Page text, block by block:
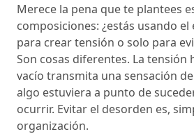
Merece la pena que te plantees
composiciones: ¿estás usando
para crear tensión o solo para
Son cosas diferentes. La tensión
vacío transmita una sensación
algo estuviera a punto de
ocurrir. Evitar el desorden es,
organización.